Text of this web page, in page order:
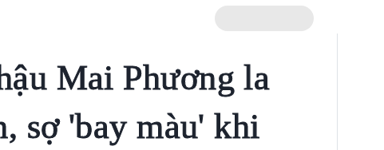
Mai Phương la
sợ 'bay màu' khi